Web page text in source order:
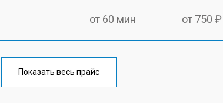
от 60 мин от 750 ₽
от 40 мин
Показать весь прайс